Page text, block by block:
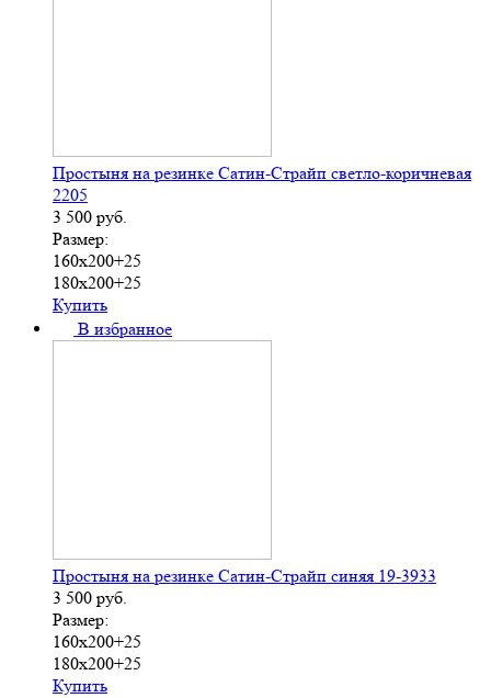
Простыня на резинке Сатин-Страйп светло-коричневая
2205
3 500 руб.
Размер:
160х200+25
180х200+25
Купить
В избранное
Простыня на резинке Сатин-Страйп синяя 19-3933
3 500 руб.
Размер:
160х200+25
180х200+25
Купить